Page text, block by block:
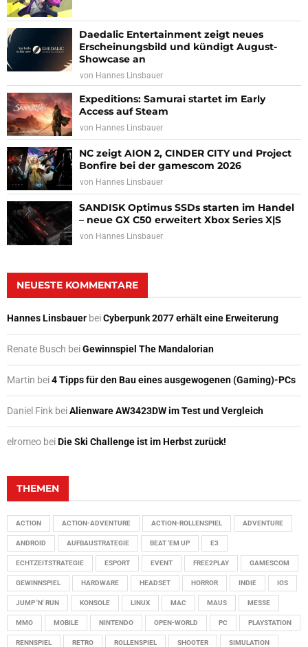
Daedalic Entertainment zeigt neues
Erscheinungsbild und kündigt August-
Showcase an
von Hannes Linsbauer
Expeditions: Samurai startet im Early
Access auf Steam
von Hannes Linsbauer
NC zeigt AION 2, CINDER CITY und Project
Bonfire bei der gamescom 2026
von Hannes Linsbauer
SANDISK Optimus SSDs starten im Handel
– neue GX C50 erweitert Xbox Series X|S
von Hannes Linsbauer
NEUESTE KOMMENTARE
Hannes Linsbauer beiCyberpunk 2077 erhält eine Erweiterung
Renate Busch beiGewinnspiel The Mandalorian
Martin bei4 Tipps für den Bau eines ausgewogenen (Gaming)-PCs
Daniel Fink beiAlienware AW3423DW im Test und Vergleich
elromeo beiDie Ski Challenge ist im Herbst zurück!
THEMEN
ACTION ACTION-ADVENTURE ACTION-ROLLENSPIEL ADVENTURE
ANDROID AUFBAUSTRATEGIE BEAT 'EM UP E3
ECHTZEITSTRATEGIE ESPORT EVENT FREE2PLAY GAMESCOM
GEWINNSPIEL HARDWARE HEADSET HORROR INDIE IOS
JUMP 'N' RUN KONSOLE LINUX MAC MAUS MESSE
MMO MOBILE NINTENDO OPEN-WORLD PC PLAYSTATION
RENNSPIEL RETRO ROLLENSPIEL SHOOTER SIMULATION